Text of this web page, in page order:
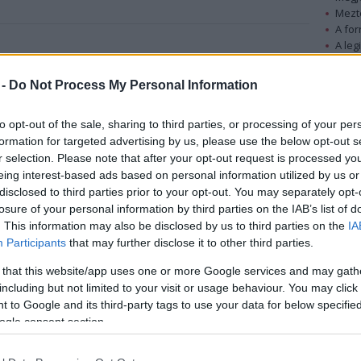
Do Not Process My Personal Information
opt-out of the sale, sharing to third parties, or processing of your
for targeted advertising by us, please use the below opt-out
selection. Please note that after your opt-out request is processed
interest-based ads based on personal information utilized by us
to third parties prior to your opt-out. You may separately
of your personal information by third parties on the IAB’s list of
This information may also be disclosed by us to third parties on the
Participants that may further disclose it to other third parties.
this website/app uses one or more Google services and may
but not limited to your visit or usage behaviour. You may
to Google and its third-party tags to use your data for below
consent section.
és szeretnél elmerülni a tradicionális
20:00-kor kezdünk!
A
A